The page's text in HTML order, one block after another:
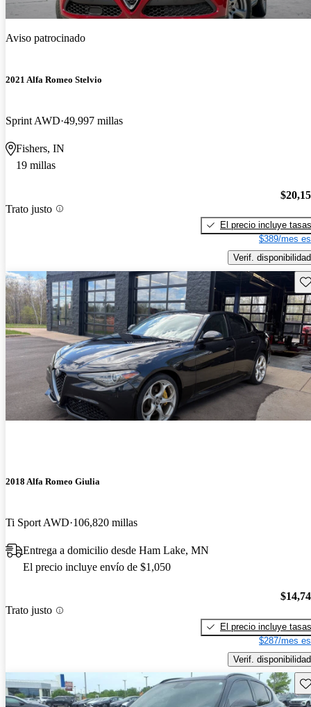
Aviso patrocinado
2021 Alfa Romeo Stelvio
Sprint AWD 49,997 millas
Fishers, IN
19 millas
Trato justo
El precio incluye tasas
$389/mes
Verif. disponibilidad
2018 Alfa Romeo Giulia
Ti Sport AWD 106,820 millas
Entrega a domicilio desde Ham Lake, MN
El precio incluye envío de $1,050
Trato justo
El precio incluye tasas
$287/mes
Verif. disponibilidad